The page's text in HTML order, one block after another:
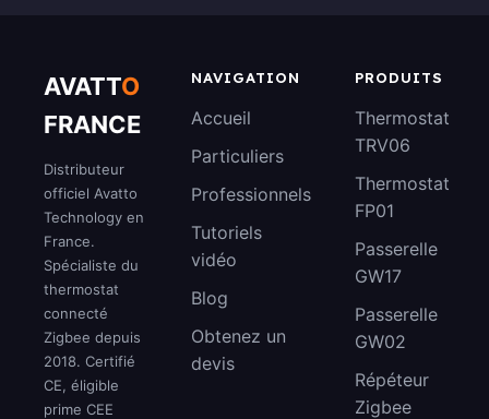
AVATTO
FRANCE
Distributeur
officiel Avatto
Technology en
France.
Spécialiste du
thermostat
connecté
Zigbee depuis
2018. Certifié
CE, éligible
prime CEE
NAVIGATION
Accueil
Particuliers
Professionnels
Tutoriels
vidéo
Blog
Obtenez un
devis
PRODUITS
Thermostat
TRV06
Thermostat
FP01
Passerelle
GW17
Passerelle
GW02
Répéteur
Zigbee